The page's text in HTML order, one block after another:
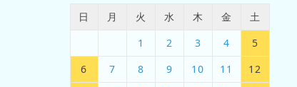
日
月 火 水 木 金
土
1
2 3 4
5
6
7 8 9 10 11
12